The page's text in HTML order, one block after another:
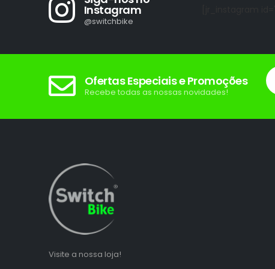
Instagram
@switchbike
Ofertas Especiais e Promoções
Recebe todas as nossas novidades!
Visite a nossa loja!